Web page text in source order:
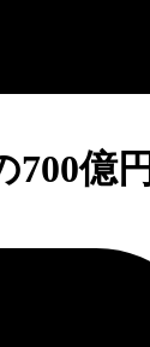
700億円